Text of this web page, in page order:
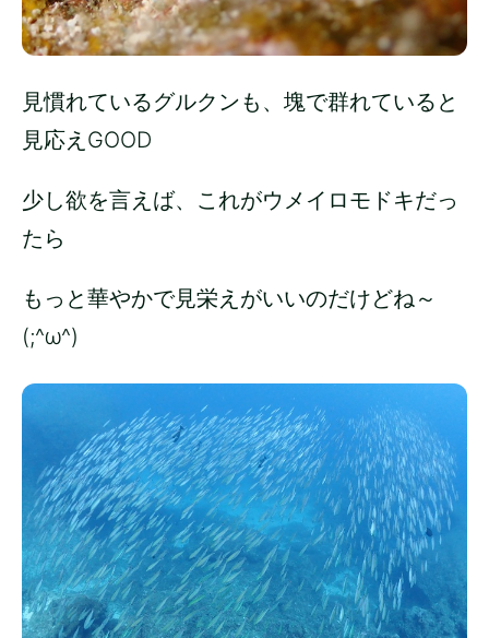
見慣れているグルクンも、塊で群れていると
見応えGOOD
少し欲を言えば、これがウメイロモドキだっ
たら
もっと華やかで見栄えがいいのだけどね～
(;^ω^)